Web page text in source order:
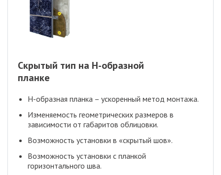
Скрытый тип на H-образной
планке
Н-образная планка – ускоренный метод монтажа.
Изменяемость геометрических размеров в
зависимости от габаритов облицовки.
Возможность установки в «скрытый шов».
Возможность установки с планкой
горизонтального шва.